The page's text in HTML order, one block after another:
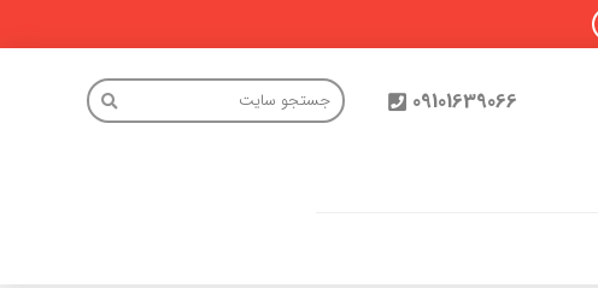
09101639066